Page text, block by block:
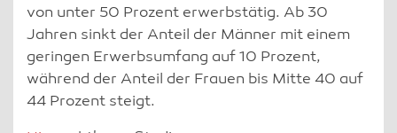
von unter 50 Prozent erwerbstätig. Ab 30
Jahren sinkt der Anteil der Männer mit einem
geringen Erwerbsumfang auf 10 Prozent,
während der Anteil der Frauen bis Mitte 40 auf
44 Prozent steigt.